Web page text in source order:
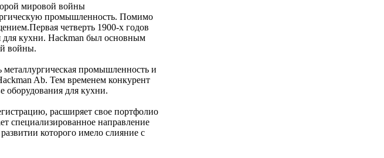
мировой войны
промышленность. Помимо
Первая четверть 1900-х годов
для кухни. Hackman был основным
войны.
промышленность и
Ab. Тем временем конкурент
оборудования для кухни.
расширяет свое портфолио
специализированное направление
которого имело слияние с